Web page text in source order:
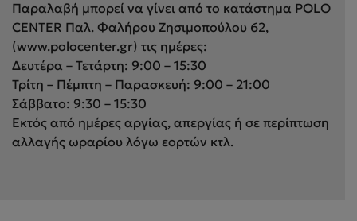
Παραλαβή μπορεί να γίνει από το κατάστημα POLO
CENTER Παλ. Φαλήρου Ζησιμοπούλου 62,
(www.polocenter.gr) τις ημέρες:
Δευτέρα – Τετάρτη: 9:00 – 15:30
Τρίτη – Πέμπτη – Παρασκευή: 9:00 – 21:00
Σάββατο: 9:30 – 15:30
Εκτός από ημέρες αργίας, απεργίας ή σε περίπτωση
αλλαγής ωραρίου λόγω εορτών κτλ.